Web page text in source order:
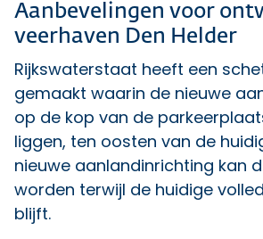
Aanbevelingen voor
veerhaven Den Helder
Rijkswaterstaat heeft een
gemaakt waarin de nieuwe
op de kop van de
liggen, ten oosten van de
nieuwe aanlandinrichting kan
worden terwijl de huidige
blijft.